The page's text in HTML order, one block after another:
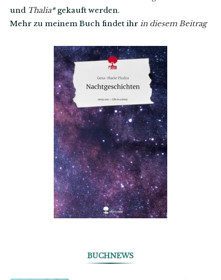
und Thalia*gekauft werden.
Mehr zu meinem Buch findet ihr in diesem Beitrag
BUCHNEWS